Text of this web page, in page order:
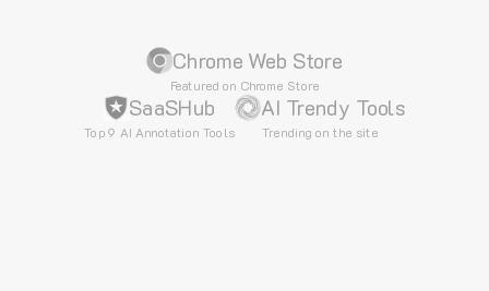
Chrome Web Store
Featured on Chrome Store
SaaSHub
Top 9 AI Annotation Tools
AI Trendy Tools
Trending on the site